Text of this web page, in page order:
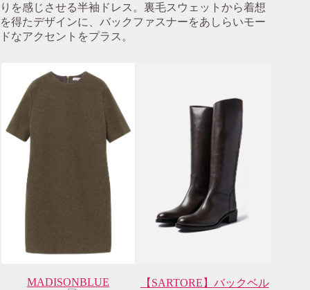
りを感じさせる半袖ドレス。裏毛スウェットから着想
を得たデザインに、バックファスナーをあしらいモー
ドなアクセントをプラス。
MADISONBLUE
【SARTORE】バックベル